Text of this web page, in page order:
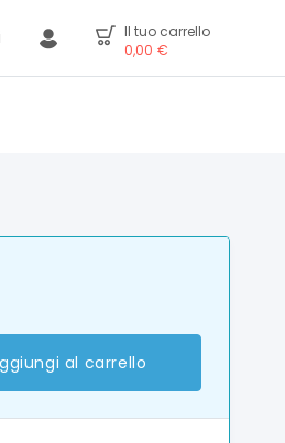
Il tuo carrello
0,00 €
al carrello